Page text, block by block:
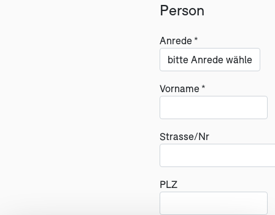
Person
Anrede *
Vorname *
Strasse/Nr
PLZ